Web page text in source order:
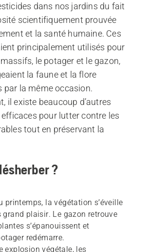
dans nos jardins du fait
scientifiquement prouvée
et la santé humaine. Ces
principalement utilisés pour
le potager et le gazon,
la faune et la flore
par la même occasion.
il existe beaucoup d’autres
pour lutter contre les
tout en préservant la
?
printemps, la végétation s’éveille
grand plaisir. Le gazon retrouve
s’épanouissent et
redémarre.
explosion végétale, les